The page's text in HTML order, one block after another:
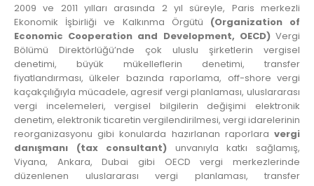
2009 ve 2011 yılları arasında 2 yıl süreyle, Paris merkezli
Ekonomik İşbirliği ve Kalkınma Örgütü (Organization of
Economic Cooperation and Development, OECD)Vergi
Bölümü Direktörlüğü’nde çok uluslu şirketlerin vergisel
denetimi, büyük mükelleflerin denetimi, transfer
fiyatlandırması, ülkeler bazında raporlama, off-shore vergi
kaçakçılığıyla mücadele, agresif vergi planlaması, uluslararası
vergi incelemeleri, vergisel bilgilerin değişimi elektronik
denetim, elektronik ticaretin vergilendirilmesi, vergi idarelerinin
reorganizasyonu gibi konularda hazırlanan raporlara vergi
danışmanı (tax consultant) unvanıyla katkı sağlamış,
Viyana, Ankara, Dubai gibi OECD vergi merkezlerinde
düzenlenen uluslararası vergi planlaması, transfer